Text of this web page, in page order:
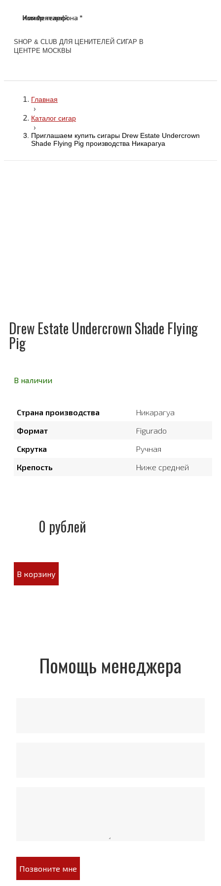
SHOP & CLUB ДЛЯ ЦЕНИТЕЛЕЙ СИГАР В
ЦЕНТРЕ МОСКВЫ
Главная
›
Каталог сигар
›
Приглашаем купить сигары Drew Estate Undercrown
Shade Flying Pig производства Никарагуа
Drew Estate Undercrown Shade Flying
Pig
В наличии
Страна производства
Никарагуа
Формат
Figurado
Скрутка
Ручная
Крепость
Ниже средней
0 рублей
В корзину
Помощь менеджера
Имя *
Номер телефона *
Комментарий
Позвоните мне
Имя *
Номер телефона *
Комментарий